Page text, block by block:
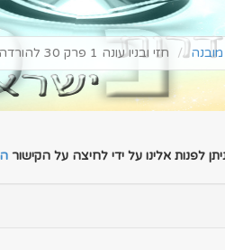
חזי ובניו עונה 1 פרק 30 להורדה ולצפיה ישירה
לפנות אלינו על ידי לחיצה על הקישור